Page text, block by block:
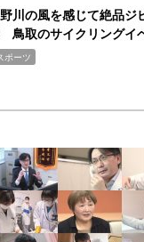
川の風を感じて絶品ジ
鳥取のサイクリングイ
ポーツ